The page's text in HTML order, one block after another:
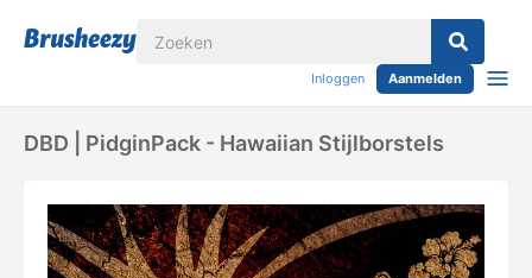
Inloggen Aanmelden
DBD | PidginPack - Hawaiian Stijlborstels